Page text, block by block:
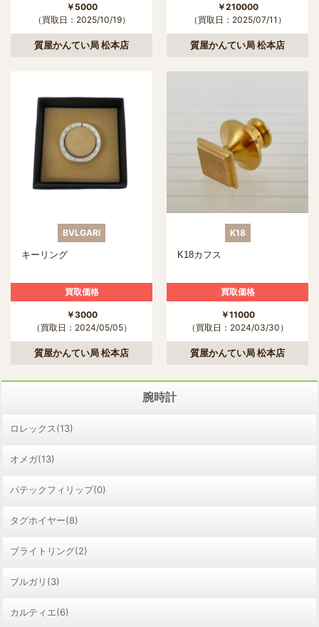
￥5000
（買取日：2025/10/19）
質屋かんてい局 松本店
￥210000
（買取日：2025/07/11）
質屋かんてい局 松本店
BVLGARI
キーリング
買取価格
￥3000
（買取日：2024/05/05）
質屋かんてい局 松本店
K18
K18カフス
買取価格
￥11000
（買取日：2024/03/30）
質屋かんてい局 松本店
腕時計
ロレックス(13)
オメガ(13)
パテックフィリップ(0)
タグホイヤー(8)
ブライトリング(2)
ブルガリ(3)
カルティエ(6)